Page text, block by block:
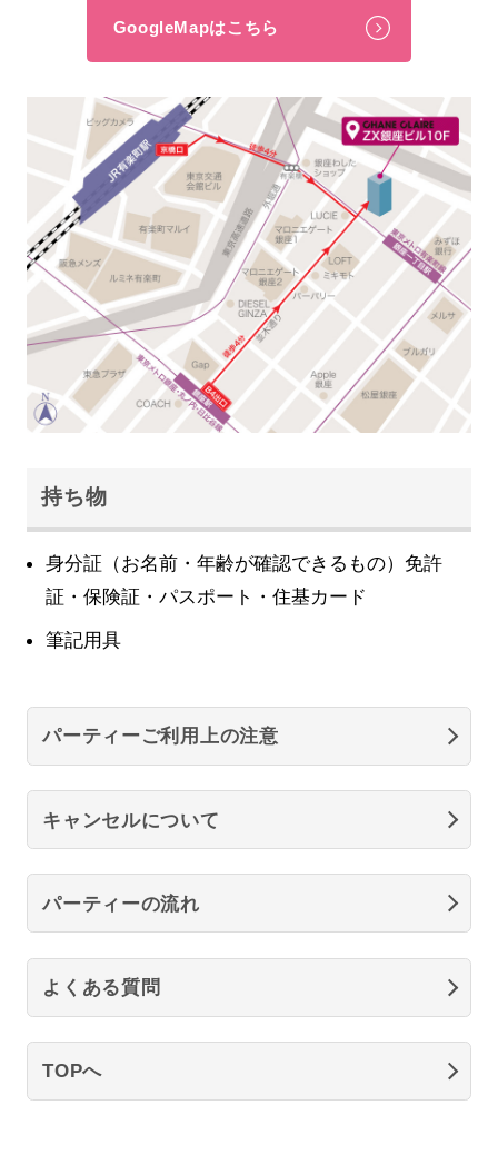
GoogleMapはこちら
持ち物
身分証（お名前・年齢が確認できるもの）免許
証・保険証・パスポート・住基カード
筆記用具
パーティーご利用上の注意
キャンセルについて
パーティーの流れ
よくある質問
TOPへ